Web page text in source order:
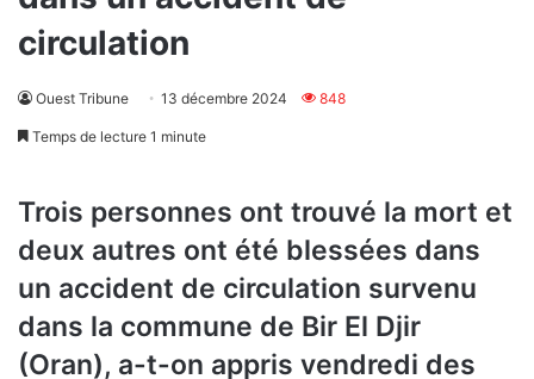
circulation
Ouest Tribune 13 décembre 2024 848
Temps de lecture 1 minute
Trois personnes ont trouvé la mort et
deux autres ont été blessées dans
un accident de circulation survenu
dans la commune de Bir El Djir
(Oran), a-t-on appris vendredi des